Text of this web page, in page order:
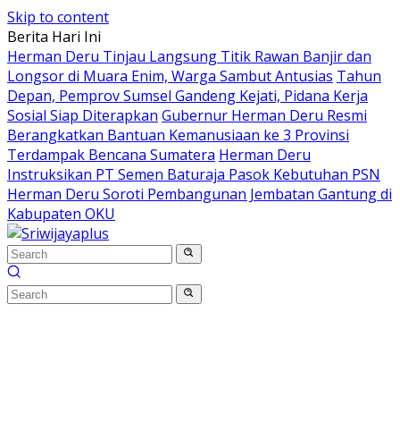
Skip to content
Berita Hari Ini
Herman Deru Tinjau Langsung Titik Rawan Banjir dan
Longsor di Muara Enim, Warga Sambut Antusias Tahun
Depan, Pemprov Sumsel Gandeng Kejati, Pidana Kerja
Sosial Siap Diterapkan Gubernur Herman Deru Resmi
Berangkatkan Bantuan Kemanusiaan ke 3 Provinsi
Terdampak Bencana Sumatera Herman Deru
Instruksikan PT Semen Baturaja Pasok Kebutuhan PSN
Herman Deru Soroti Pembangunan Jembatan Gantung di
Kabupaten OKU